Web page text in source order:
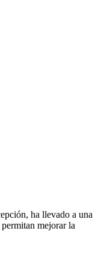
ha llevado a una
mejorar la